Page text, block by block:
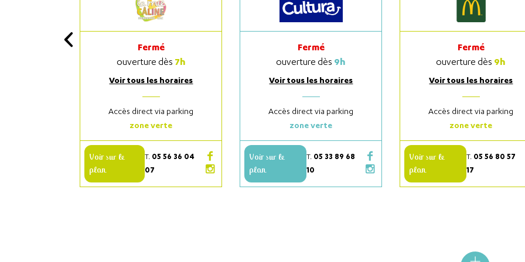
Fermé
ouverture dès 7h
Voir tous les horaires
Accès direct via parking
zone verte
Voir sur le
plan
T. 05 56 36 04
07
Fermé
ouverture dès 9h
Voir tous les horaires
Accès direct via parking
zone verte
Voir sur le
plan
T. 05 33 89 68
10
Fermé
ouverture dès 9h
Voir tous les horaires
Accès direct via parking
zone verte
Voir sur le
plan
T. 05 56 80 57
17